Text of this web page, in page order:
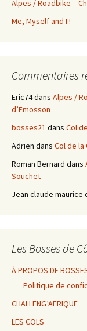
Alpes / Roadbike –
Me, Myself and I !
Commentaires
Eric74dans Alpes /
d’Emosson
bosses21 dans Col
Adrien dans Col de la
Roman Bernard dans
Souchet
Jean claude maurice
Les Bosses de
À PROPOS DE
Politique de
CHALLENG’AFRIQUE
LES COLS